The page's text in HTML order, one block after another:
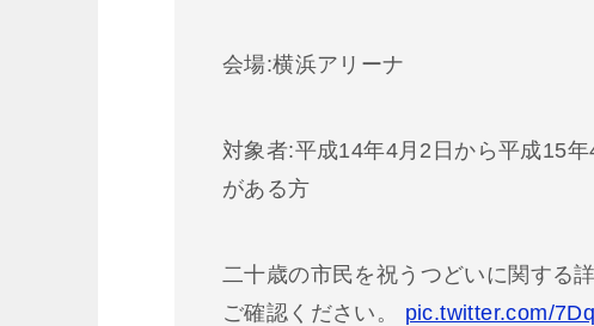
会場:横浜アリーナ
対象者:平成14年4月2日から平成15
がある方
二十歳の市民を祝うつどいに関する
ご確認ください。 pic.twitter.com/